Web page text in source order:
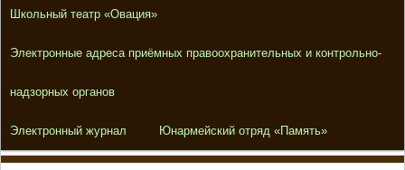
Школьный театр «Овация»
Электронные адреса приёмных правоохранительных и контрольно-
надзорных органов
Электронный журнал Юнармейский отряд «Память»